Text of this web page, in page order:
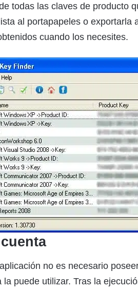
todas las claves de producto
al portapapeles o exportarla
cuando los necesites.
no es necesario
la puede utilizar. Tras la